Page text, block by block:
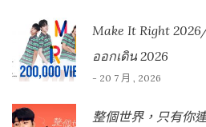
Make It Right
ออกเดิน 2026
- 20 7 月 , 2026
整個世界，只有你